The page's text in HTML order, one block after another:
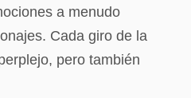
a menudo
Cada giro de la
pero también